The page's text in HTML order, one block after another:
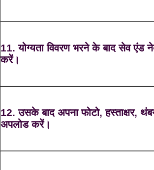
11. योग्यता विवरण भरने के बाद सेव एंड
करें।
12. उसके बाद अपना फोटो, हस्ताक्षर,
अपलोड करें।